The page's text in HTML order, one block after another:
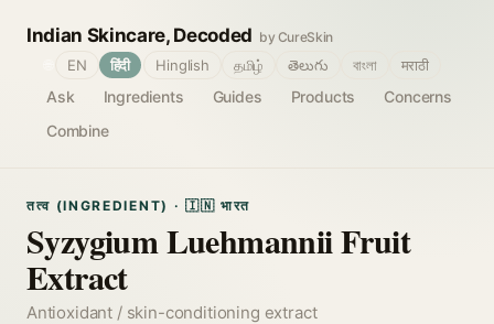
Indian Skincare, Decoded by CureSkin
Ask Ingredients Guides Products
Concerns
Combine
EN हिंदी Hinglish தமிழ் తెలుగు বাংলা मराठी
तत्व (INGREDIENT) · 🇮🇳 भारत
Syzygium Luehmannii Fruit
Extract
Antioxidant / skin-conditioning extract